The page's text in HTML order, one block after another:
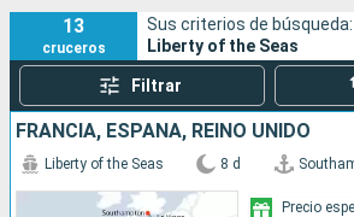
13
cruceros
Sus criterios de búsqueda:
Liberty of the Seas
Filtrar
FRANCIA, ESPAÑA, REINO UNIDO
Liberty of the Seas 8 d
Precio